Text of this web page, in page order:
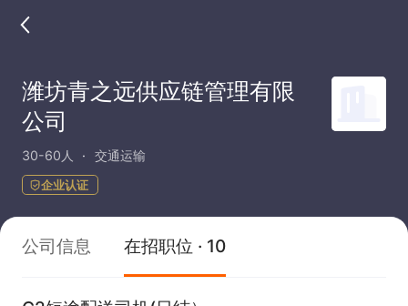
潍坊青之远供应链管理有限
公司
30-60人 交通运输
企业认证
公司信息 在招职位 · 10